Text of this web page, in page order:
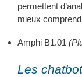
permettent
mieux
Amphi B1.01
Les